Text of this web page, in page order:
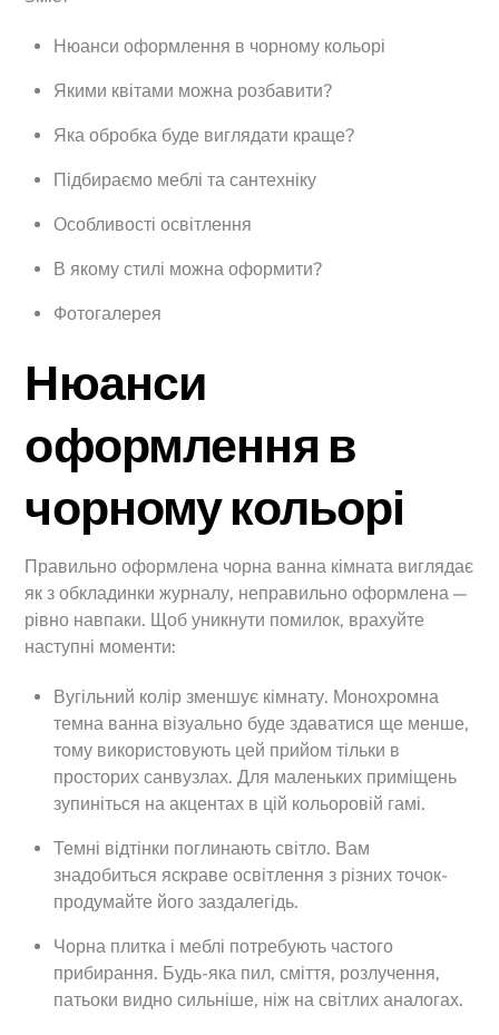
Нюанси оформлення в чорному кольорі
Якими квітами можна розбавити?
Яка обробка буде виглядати краще?
Підбираємо меблі та сантехніку
Особливості освітлення
В якому стилі можна оформити?
Фотогалерея
Нюанси
оформлення в
чорному кольорі
Правильно оформлена чорна ванна кімната виглядає
як з обкладинки журналу, неправильно оформлена —
рівно навпаки. Щоб уникнути помилок, врахуйте
наступні моменти:
Вугільний колір зменшує кімнату. Монохромна
темна ванна візуально буде здаватися ще менше,
тому використовують цей прийом тільки в
просторих санвузлах. Для маленьких приміщень
зупиніться на акцентах в цій кольоровій гамі.
Темні відтінки поглинають світло. Вам
знадобиться яскраве освітлення з різних точок-
продумайте його заздалегідь.
Чорна плитка і меблі потребують частого
прибирання. Будь-яка пил, сміття, розлучення,
патьоки видно сильніше, ніж на світлих аналогах.